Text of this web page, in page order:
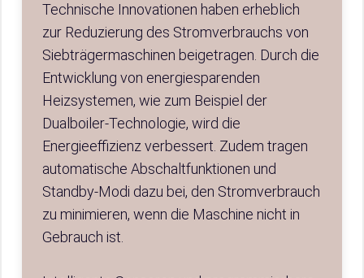
Technische Innovationen haben erheblich
zur Reduzierung des Stromverbrauchs von
Siebträgermaschinen beigetragen. Durch die
Entwicklung von energiesparenden
Heizsystemen, wie zum Beispiel der
Dualboiler-Technologie, wird die
Energieeffizienz verbessert. Zudem tragen
automatische Abschaltfunktionen und
Standby-Modi dazu bei, den Stromverbrauch
zu minimieren, wenn die Maschine nicht in
Gebrauch ist.